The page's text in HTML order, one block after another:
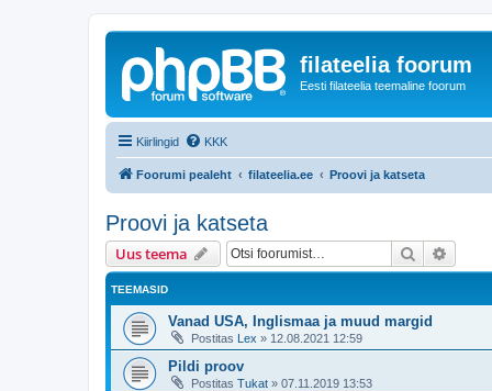
filateelia foorum
Eesti filateelia teemaline foorum
Kiirlingid KKK
Foorumi pealeht filateelia.ee Proovi ja katseta
Proovi ja katseta
Uus teema Otsi
TEEMASID
Vanad USA, Inglismaa ja muud margid
Postitas Lex » 12.08.2021 12:59
Pildi proov
Postitas Tukat » 07.11.2019 13:53